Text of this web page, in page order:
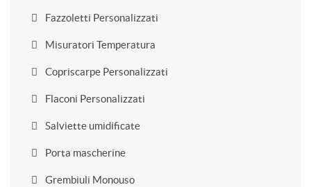
Fazzoletti Personalizzati
Misuratori Temperatura
Copriscarpe Personalizzati
Flaconi Personalizzati
Salviette umidificate
Porta mascherine
Grembiuli Monouso